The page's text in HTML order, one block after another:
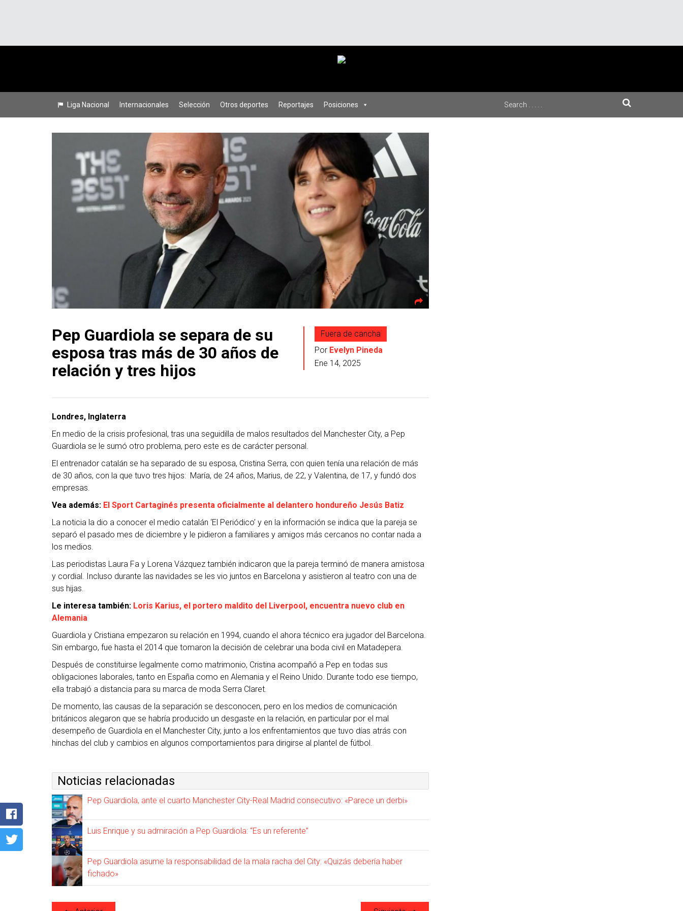
Liga Nacional Internacionales Selección Otros deportes Reportajes Posiciones
Pep Guardiola se separa de su
esposa tras más de 30 años de
relación y tres hijos
Fuera de cancha
Por Evelyn Pineda
Ene 14, 2025
Londres, Inglaterra
En medio de la crisis profesional, tras una seguidilla de malos resultados del Manchester City, a Pep
Guardiola se le sumó otro problema, pero este es de carácter personal.
El entrenador catalán se ha separado de su esposa, Cristina Serra, con quien tenía una relación de más
de 30 años, con la que tuvo tres hijos: María, de 24 años, Marius, de 22, y Valentina, de 17, y fundó dos
empresas.
Vea además: El Sport Cartaginés presenta oficialmente al delantero hondureño Jesús Batiz
La noticia la dio a conocer el medio catalán ‘El Periódico’ y en la información se indica que la pareja se
separó el pasado mes de diciembre y le pidieron a familiares y amigos más cercanos no contar nada a
los medios.
Las periodistas Laura Fa y Lorena Vázquez también indicaron que la pareja terminó de manera amistosa
y cordial. Incluso durante las navidades se les vio juntos en Barcelona y asistieron al teatro con una de
sus hijas.
Le interesa también: Loris Karius, el portero maldito del Liverpool, encuentra nuevo club en
Alemania
Guardiola y Cristiana empezaron su relación en 1994, cuando el ahora técnico era jugador del Barcelona.
Sin embargo, fue hasta el 2014 que tomaron la decisión de celebrar una boda civil en Matadepera.
Después de constituirse legalmente como matrimonio, Cristina acompañó a Pep en todas sus
obligaciones laborales, tanto en España como en Alemania y el Reino Unido. Durante todo ese tiempo,
ella trabajó a distancia para su marca de moda Serra Claret.
De momento, las causas de la separación se desconocen, pero en los medios de comunicación
británicos alegaron que se habría producido un desgaste en la relación, en particular por el mal
desempeño de Guardiola en el Manchester City, junto a los enfrentamientos que tuvo días atrás con
hinchas del club y cambios en algunos comportamientos para dirigirse al plantel de fútbol.
Noticias relacionadas
Pep Guardiola, ante el cuarto Manchester City-Real Madrid consecutivo: «Parece un derbi»
Luis Enrique y su admiración a Pep Guardiola: “Es un referente”
Pep Guardiola asume la responsabilidad de la mala racha del City: «Quizás debería haber
fichado»